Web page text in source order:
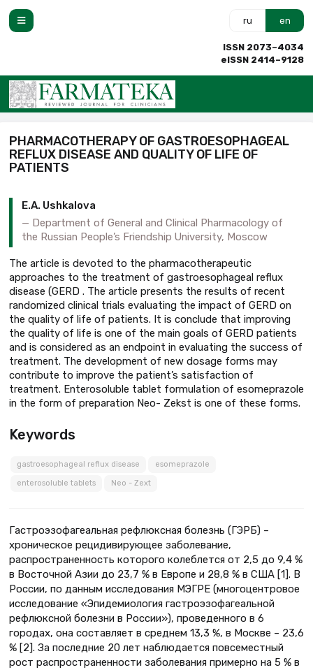
ru en
ISSN 2073–4034
eISSN 2414–9128
PHARMACOTHERAPY OF GASTROESOPHAGEAL
REFLUX DISEASE AND QUALITY OF LIFE OF
PATIENTS
E.A. Ushkalova
Department of General and Clinical Pharmacology of
the Russian People’s Friendship University, Moscow
The article is devoted to the pharmacotherapeutic
approaches to the treatment of gastroesophageal reflux
disease (GERD . The article presents the results of recent
randomized clinical trials evaluating the impact of GERD on
the quality of life of patients. It is conclude that improving
the quality of life is one of the main goals of GERD patients
and is considered as an endpoint in evaluating the success of
treatment. The development of new dosage forms may
contribute to improve the patient’s satisfaction of
treatment. Enterosoluble tablet formulation of esomeprazole
in the form of preparation Neo- Zekst is one of these forms.
Keywords
gastroesophageal reflux disease esomeprazole
enterosoluble tablets Neo - Zext
Гастроэзофагеальная рефлюксная болезнь (ГЭРБ) –
хроническое рецидивирующее заболевание,
распространенность которого колеблется от 2,5 до 9,4 %
в Восточной Азии до 23,7 % в Европе и 28,8 % в США [1]. В
России, по данным исследования МЭГРЕ (многоцентровое
исследование «Эпидемиология гастроэзофагеальной
рефлюксной болезни в России»), проведенного в 6
городах, она составляет в среднем 13,3 %, в Москве – 23,6
% [2]. За последние 20 лет наблюдается повсеместный
рост распространенности заболевания примерно на 5 % в